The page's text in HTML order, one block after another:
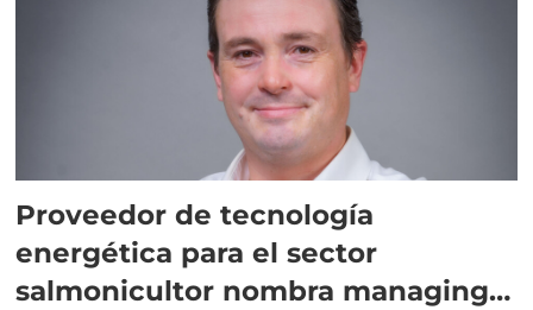
Proveedor de tecnología
energética para el sector
salmonicultor nombra managing